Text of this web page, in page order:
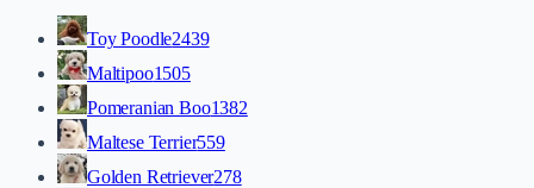
Toy Poodle2439
Maltipoo1505
Pomeranian Boo1382
Maltese Terrier559
Golden Retriever278